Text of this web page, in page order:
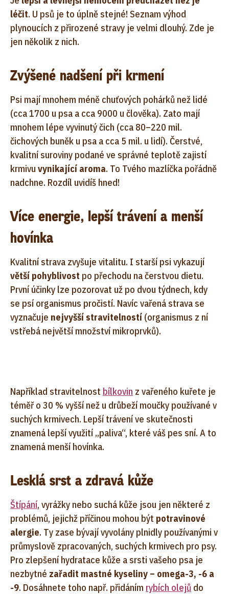
léčit. U psů je to úplně stejné! Seznam výhod
plynoucích z přirozené stravy je velmi dlouhý. Zde je
jen několik z nich.
Zvýšené nadšení při krmení
Psi mají mnohem méně chuťových pohárků než lidé
(cca 1700 u psa a cca 9000 u člověka). Zato mají
mnohem lépe vyvinutý čich (cca 80–220 mil.
čichových buněk u psa a cca 5 mil. u lidí). Čerstvé,
kvalitní suroviny podané ve správné teplotě zajistí
krmivu vynikající aroma. To Tvého mazlíčka pořádně
nadchne. Rozdíl uvidíš hned!
Více energie, lepší trávení a menší
hovínka
Kvalitní strava zvyšuje vitalitu. I starší psi vykazují
větší pohyblivost po přechodu na čerstvou dietu.
První účinky lze pozorovat už po dvou týdnech, kdy
se psí organismus pročistí. Navíc vařená strava se
vyznačuje nejvyšší stravitelností (organismus z ní
vstřebá největší množství mikroprvků).
Například stravitelnost bílkovin z vařeného kuřete je
téměř o 30 % vyšší než u drůbeží moučky používané v
suchých krmivech. Lepší trávení ve skutečnosti
znamená lepší využití „paliva“, které váš pes sní. A to
znamená menší hovínka.
Lesklá srst a zdravá kůže
Štípání, vyrážky nebo suchá kůže jsou jen některé z
problémů, jejichž příčinou mohou být potravinové
alergie. Ty zase bývají vyvolány plnidly používanými v
průmyslově zpracovaných, suchých krmivech pro psy.
Pro zlepšení hydratace kůže a srsti vašeho psa je
nezbytné zařadit mastné kyseliny – omega-3, -6 a
-9. Dosáhnete toho např. přidáním rybích olejů do